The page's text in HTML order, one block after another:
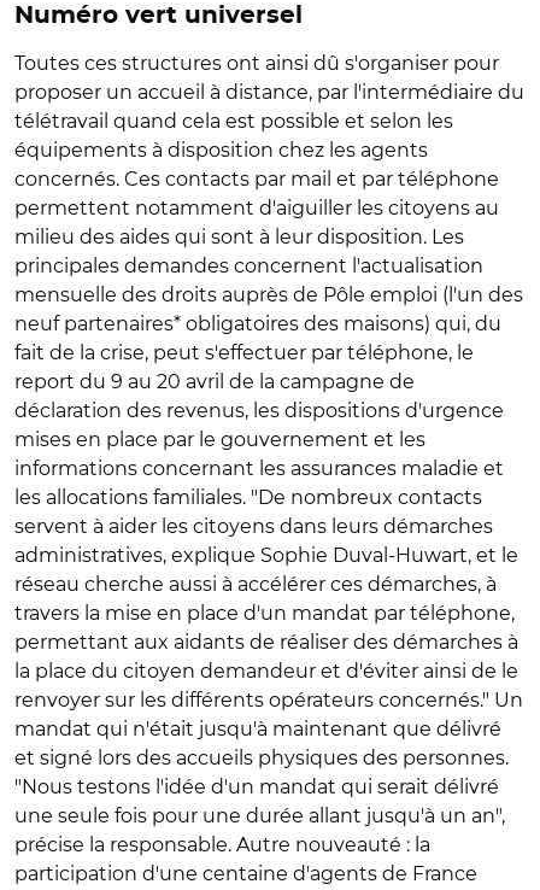
Numéro vert universel
Toutes ces structures ont ainsi dû s'organiser pour
proposer un accueil à distance, par l'intermédiaire du
télétravail quand cela est possible et selon les
équipements à disposition chez les agents
concernés. Ces contacts par mail et par téléphone
permettent notamment d'aiguiller les citoyens au
milieu des aides qui sont à leur disposition. Les
principales demandes concernent l'actualisation
mensuelle des droits auprès de Pôle emploi (l'un des
neuf partenaires* obligatoires des maisons) qui, du
fait de la crise, peut s'effectuer par téléphone, le
report du 9 au 20 avril de la campagne de
déclaration des revenus, les dispositions d'urgence
mises en place par le gouvernement et les
informations concernant les assurances maladie et
les allocations familiales. "De nombreux contacts
servent à aider les citoyens dans leurs démarches
administratives, explique Sophie Duval-Huwart, et le
réseau cherche aussi à accélérer ces démarches, à
travers la mise en place d'un mandat par téléphone,
permettant aux aidants de réaliser des démarches à
la place du citoyen demandeur et d'éviter ainsi de le
renvoyer sur les différents opérateurs concernés." Un
mandat qui n'était jusqu'à maintenant que délivré
et signé lors des accueils physiques des personnes.
"Nous testons l'idée d'un mandat qui serait délivré
une seule fois pour une durée allant jusqu'à un an",
précise la responsable. Autre nouveauté : la
participation d'une centaine d'agents de France